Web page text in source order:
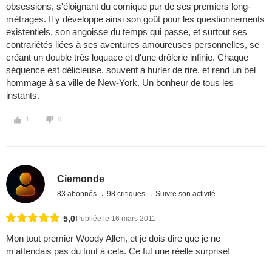
obsessions, s'éloignant du comique pur de ses premiers long-
métrages. Il y développe ainsi son goût pour les questionnements
existentiels, son angoisse du temps qui passe, et surtout ses
contrariétés liées à ses aventures amoureuses personnelles, se
créant un double très loquace et d'une drôlerie infinie. Chaque
séquence est délicieuse, souvent à hurler de rire, et rend un bel
hommage à sa ville de New-York. Un bonheur de tous les
instants.
1 0
Ciemonde
83 abonnés 98 critiques Suivre son activité
5,0 Publiée le 16 mars 2011
Mon tout premier Woody Allen, et je dois dire que je ne
m'attendais pas du tout à cela. Ce fut une réelle surprise!